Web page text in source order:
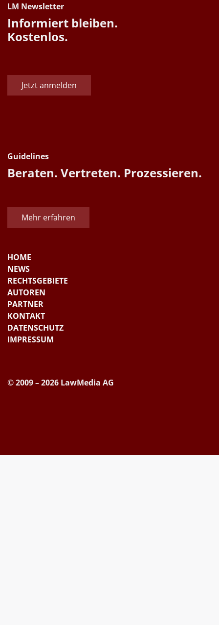
LM Newsletter
Informiert bleiben.
Kostenlos.
Jetzt anmelden
Guidelines
Beraten. Vertreten. Prozessieren.
Mehr erfahren
HOME
NEWS
RECHTSGEBIETE
AUTOREN
PARTNER
KONTAKT
DATENSCHUTZ
IMPRESSUM
© 2009 – 2026 LawMedia AG